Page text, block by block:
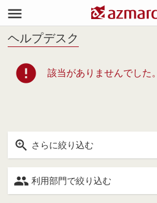

ヘルプデスク
error 該当がありませんでした。
 さらに絞り込む
 利用部門で絞り込む